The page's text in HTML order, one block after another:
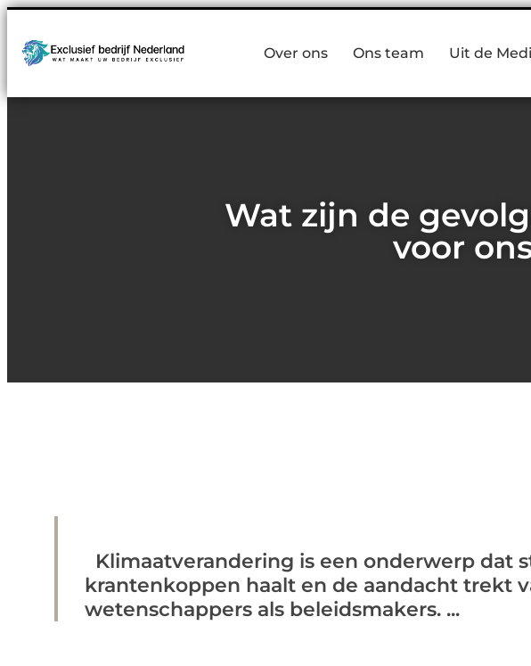
Over ons Ons team Uit de
Wat zijn de
voor
Klimaatverandering is een onderwerp dat
krantenkoppen haalt en de aandacht trekt
wetenschappers als beleidsmakers. ...